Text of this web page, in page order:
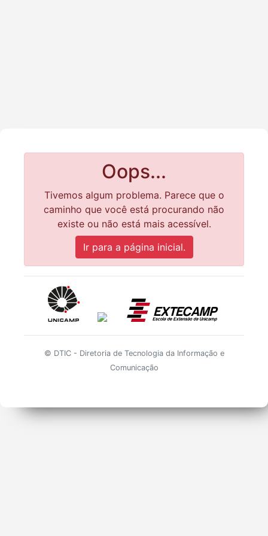
Oops...
Tivemos algum problema. Parece que o
caminho que você está procurando não
existe ou não está mais acessível.
Ir para a página inicial.
© DTIC - Diretoria de Tecnologia da Informação e
Comunicação